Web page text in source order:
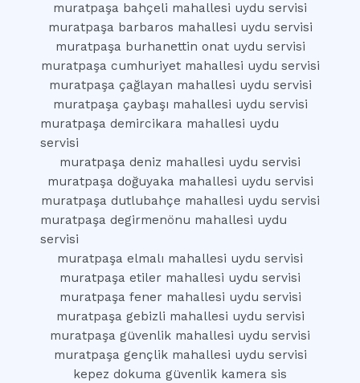
muratpaşa bahçeli mahallesi uydu servisi
muratpaşa barbaros mahallesi uydu servisi
muratpaşa burhanettin onat uydu servisi
muratpaşa cumhuriyet mahallesi uydu servisi
muratpaşa çağlayan mahallesi uydu servisi
muratpaşa çaybaşı mahallesi uydu servisi
muratpaşa demircikara mahallesi uydu
servisi
muratpaşa deniz mahallesi uydu servisi
muratpaşa doğuyaka mahallesi uydu servisi
muratpaşa dutlubahçe mahallesi uydu servisi
muratpaşa degirmenönu mahallesi uydu
servisi
muratpaşa elmalı mahallesi uydu servisi
muratpaşa etiler mahallesi uydu servisi
muratpaşa fener mahallesi uydu servisi
muratpaşa gebizli mahallesi uydu servisi
muratpaşa güvenlik mahallesi uydu servisi
muratpaşa gençlik mahallesi uydu servisi
kepez dokuma güvenlik kamera sis